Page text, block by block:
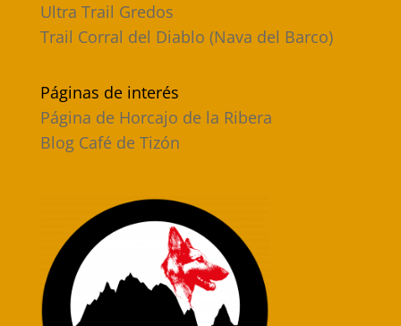
Ultra Trail Gredos
Trail Corral del Diablo (Nava del Barco)
Páginas de interés
Página de Horcajo de la Ribera
Blog Café de Tizón